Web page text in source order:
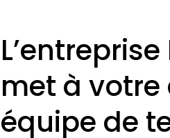
met à
équipe de